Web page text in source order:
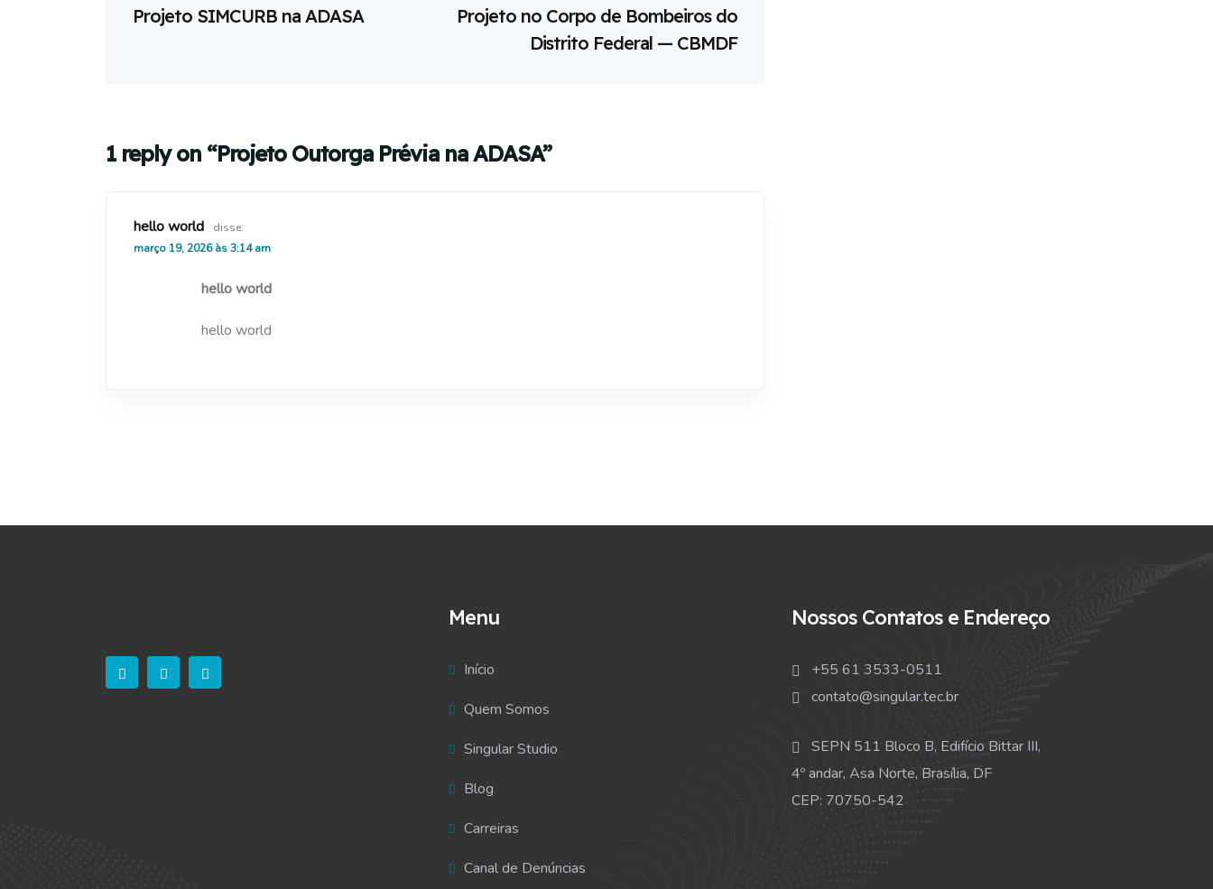
Projeto SIMCURB na ADASA
Projeto no Corpo de Bombeiros do
Distrito Federal — CBMDF
1 reply on “Projeto Outorga Prévia na ADASA”
hello world
disse:
março 19, 2026 às 3:14 am
hello world
hello world
Menu
Início
Quem Somos
Singular Studio
Blog
Carreiras
Canal de Denúncias
Nossos Contatos e Endereço
+55 61 3533-0511
contato@singular.tec.br
SEPN 511 Bloco B, Edifício Bittar III,
4º andar, Asa Norte, Brasília, DF
CEP: 70750-542